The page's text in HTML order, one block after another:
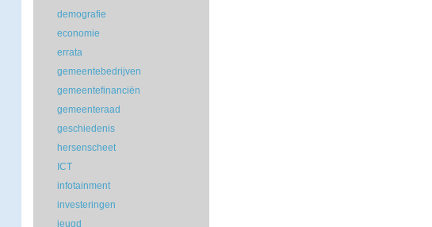
demografie
economie
errata
gemeentebedrijven
gemeentefinanciën
gemeenteraad
geschiedenis
hersenscheet
ICT
infotainment
investeringen
jeugd